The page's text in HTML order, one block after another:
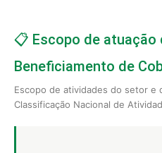
📋 Escopo de
Beneficiamento de
Escopo de atividades do setor e
Classificação Nacional de